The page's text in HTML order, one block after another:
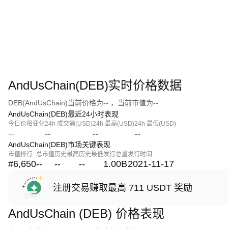
AndUsChain(DEB)实时价格数据
DEB(AndUsChain)当前价格为-- ，当前市值为--
AndUsChain(DEB)最近24小时表现
今日价格变化
--
24h 成交额(USD)
--
24h 最高(USD)
--
24h 最低(USD)
--
AndUsChain(DEB)市场关键表现
市值排行
#6,650
总市值
--
历史最高
--
历史最低
--
发行总量
1.00B
发行时间
2021-11-17
注册交易赚取最高 711 USDT 奖励
AndUsChain (DEB) 价格表现